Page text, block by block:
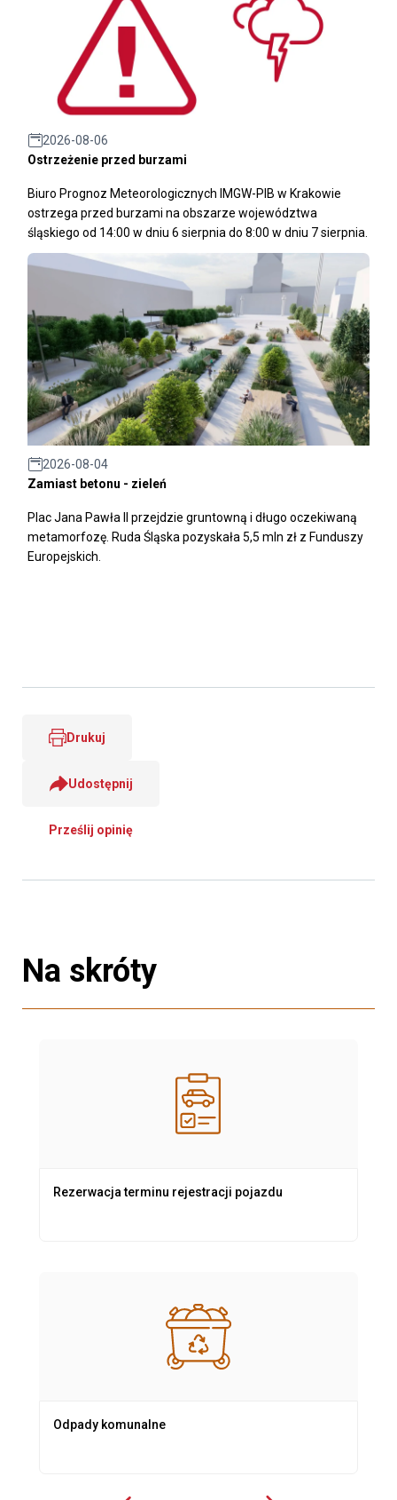
2026-08-06
Ostrzeżenie przed burzami
Biuro Prognoz Meteorologicznych IMGW-PIB w Krakowie
ostrzega przed burzami na obszarze województwa
śląskiego od 14:00 w dniu 6 sierpnia do 8:00 w dniu 7 sierpnia.
2026-08-04
Zamiast betonu - zieleń
Plac Jana Pawła II przejdzie gruntowną i długo oczekiwaną
metamorfozę. Ruda Śląska pozyskała 5,5 mln zł z Funduszy
Europejskich.
Drukuj
Udostępnij
Prześlij opinię
Na skróty
Rezerwacja terminu rejestracji pojazdu
Odpady komunalne